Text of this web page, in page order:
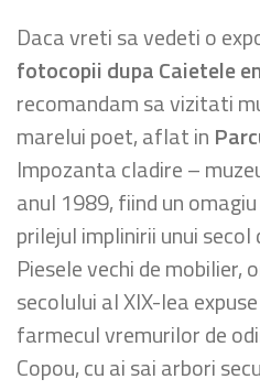
Daca vreti sa vedeti o
fotocopii dupa Caietele
recomandam sa vizitati
marelui poet, aflat in
Impozanta cladire –
anul 1989, fiind un
prilejul implinirii unui
Piesele vechi de mobilier,
secolului al XIX-lea
farmecul vremurilor de
Copou, cu ai sai arbori